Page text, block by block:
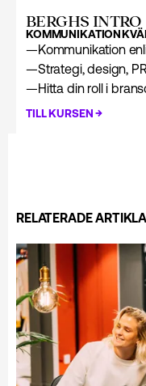
BERGHS INTRO
KOMMUNIKATION
—Kommunikation
—Strategi, design,
—Hitta din roll i
TILL KURSEN→
RELATERADE